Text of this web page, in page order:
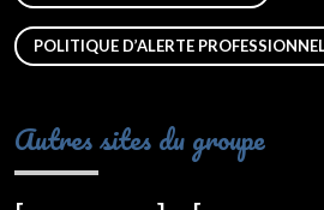
POLITIQUE D’ALERTE
Autres sites du groupe